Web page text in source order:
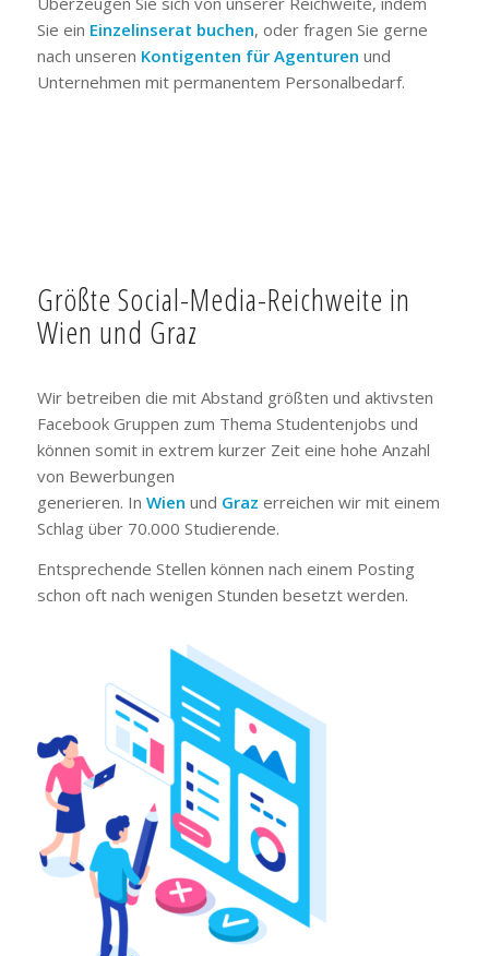
Sie ein Einzelinserat buchen, oder fragen Sie gerne
nach unseren Kontigenten für Agenturen und
Unternehmen mit permanentem Personalbedarf.
Größte Social-Media-Reichweite in
Wien und Graz
Wir betreiben die mit Abstand größten und aktivsten
Facebook Gruppen zum Thema Studentenjobs und
können somit in extrem kurzer Zeit eine hohe Anzahl
von Bewerbungen
generieren. In Wien und Graz erreichen wir mit einem
Schlag über 70.000 Studierende.
Entsprechende Stellen können nach einem Posting
schon oft nach wenigen Stunden besetzt werden.